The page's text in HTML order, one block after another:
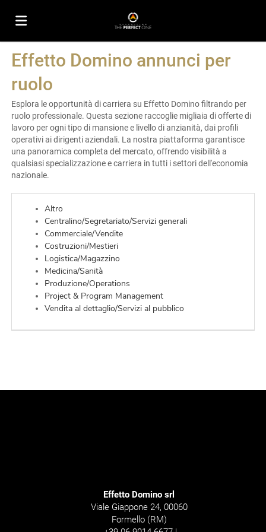
Home
Offerte
di
Carica
CV
Lingua
EN
FR
DE
Effetto Domino annunci per
ruolo
Esplora le opportunità di carriera su Effetto Domino filtrando per
ruolo professionale. Questa sezione raccoglie migliaia di offerte di
lavoro per ogni tipo di mansione e livello di anzianità, dai profili
operativi ai dirigenti aziendali. La nostra piattaforma garantisce
una panoramica completa del mercato, offrendo visibilità a
qualsiasi specializzazione e carriera in tutti i settori dell'economia
nazionale.
Altro
Centralino/Segretariato/Servizi generali
Commerciale/Vendite
Costruzioni/Mestieri
Logistica/Magazzino
Medicina/Sanità
Produzione/Operations
Project & Program Management
Vendita al dettaglio/Servizi al pubblico
Effetto Domino srl
Viale Giappone 24, 00060
Formello (RM)